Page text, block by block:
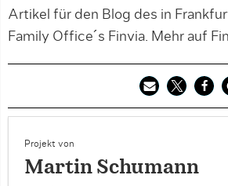
Artikel für den Blog des in
Family Office´s Finvia. Mehr auf
Projekt von
Martin Schumann